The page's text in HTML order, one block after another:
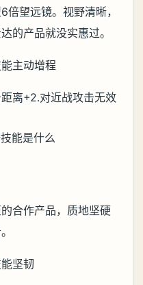
望远镜。视野清晰，
的产品就没实惠过。
主动增程
距离+2.对近战攻击无效
合作产品，质地坚硬
坚韧